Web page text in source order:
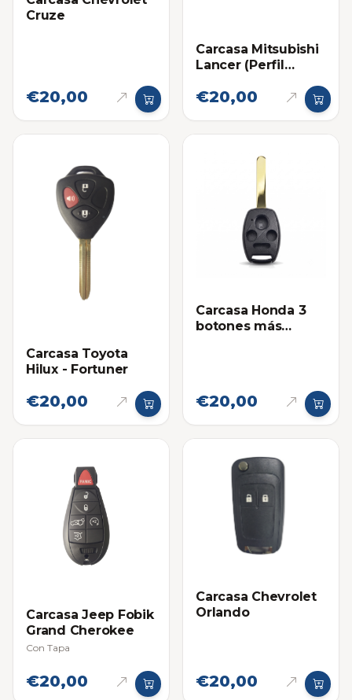
Cruze
€20,00
Carcasa Mitsubishi
Lancer (Perfil
€20,00
Carcasa Toyota
Hilux - Fortuner
€20,00
Carcasa Honda 3
botones más
€20,00
Carcasa Jeep Fobik
Grand Cherokee
Con Tapa
€20,00
Carcasa Chevrolet
Orlando
€20,00